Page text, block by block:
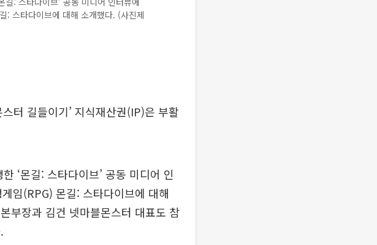
: 스타다이브에 대해 소개했다. (사진제
터 길들이기’ 지식재산권(IP)은 부활
‘몬길: 스타다이브’ 공동 미디어 인
임(RPG) 몬길: 스타다이브에 대해
부장과 김건 넷마블몬스터 대표도 참